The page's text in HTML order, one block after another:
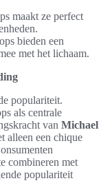
maakt ze perfect
bieden een
met het lichaam.
populariteit.
als centrale
van Michael
alleen een chique
combineren met
populariteit